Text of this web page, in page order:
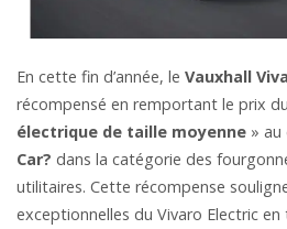
En cette fin d’année, le Vauxhall
récompensé en remportant le prix
électrique de taille moyenne » au
Car? dans la catégorie des
utilitaires. Cette récompense
exceptionnelles du Vivaro Electric en